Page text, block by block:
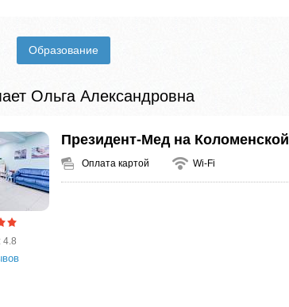
Образование
Ольга Александровна
4.8
Президент-Мед на Коломенской
Оплата картой Wi-Fi